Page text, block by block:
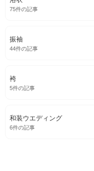
75件の記事
振袖
44件の記事
袴
5件の記事
和装ウエディング
6件の記事